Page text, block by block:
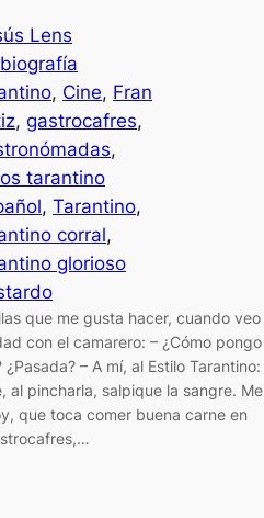
Lens
biografía
, Cine, Fran
, gastrocafres
tarantino
, Tarantino
corral
glorioso
que me gusta hacer, cuando veo
con el camarero: – ¿Cómo pongo
– A mí, al Estilo Tarantino:
al pincharla, salpique la sangre. Me
que toca comer buena carne en